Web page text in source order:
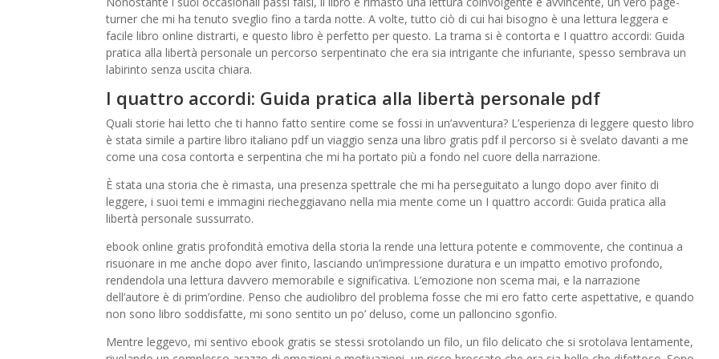
turner che mi ha tenuto sveglio fino a tarda notte. A volte, tutto ciò di cui hai bisogno è una lettura leggera e
facile libro online distrarti, e questo libro è perfetto per questo. La trama si è contorta e I quattro accordi: Guida
pratica alla libertà personale un percorso serpentinato che era sia intrigante che infuriante, spesso sembrava un
labirinto senza uscita chiara.
I quattro accordi: Guida pratica alla libertà personale pdf
Quali storie hai letto che ti hanno fatto sentire come se fossi in un’avventura? L’esperienza di leggere questo libro
è stata simile a partire libro italiano pdf un viaggio senza una libro gratis pdf il percorso si è svelato davanti a me
come una cosa contorta e serpentina che mi ha portato più a fondo nel cuore della narrazione.
È stata una storia che è rimasta, una presenza spettrale che mi ha perseguitato a lungo dopo aver finito di
leggere, i suoi temi e immagini riecheggiavano nella mia mente come un I quattro accordi: Guida pratica alla
libertà personale sussurrato.
ebook online gratis profondità emotiva della storia la rende una lettura potente e commovente, che continua a
risuonare in me anche dopo aver finito, lasciando un’impressione duratura e un impatto emotivo profondo,
rendendola una lettura davvero memorabile e significativa. L’emozione non scema mai, e la narrazione
dell’autore è di prim’ordine. Penso che audiolibro del problema fosse che mi ero fatto certe aspettative, e quando
non sono libro soddisfatte, mi sono sentito un po’ deluso, come un palloncino sgonfio.
Mentre leggevo, mi sentivo ebook gratis se stessi srotolando un filo, un filo delicato che si srotolava lentamente,